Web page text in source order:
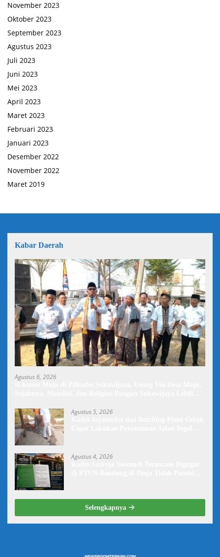
November 2023
Oktober 2023
September 2023
Agustus 2023
Juli 2023
Juni 2023
Mei 2023
April 2023
Maret 2023
Februari 2023
Januari 2023
Desember 2022
November 2022
Maret 2019
Kabar Daerah
Agustus 6, 2026
Agustus 5, 2026
Agustus 4, 2026
Selengkapnya